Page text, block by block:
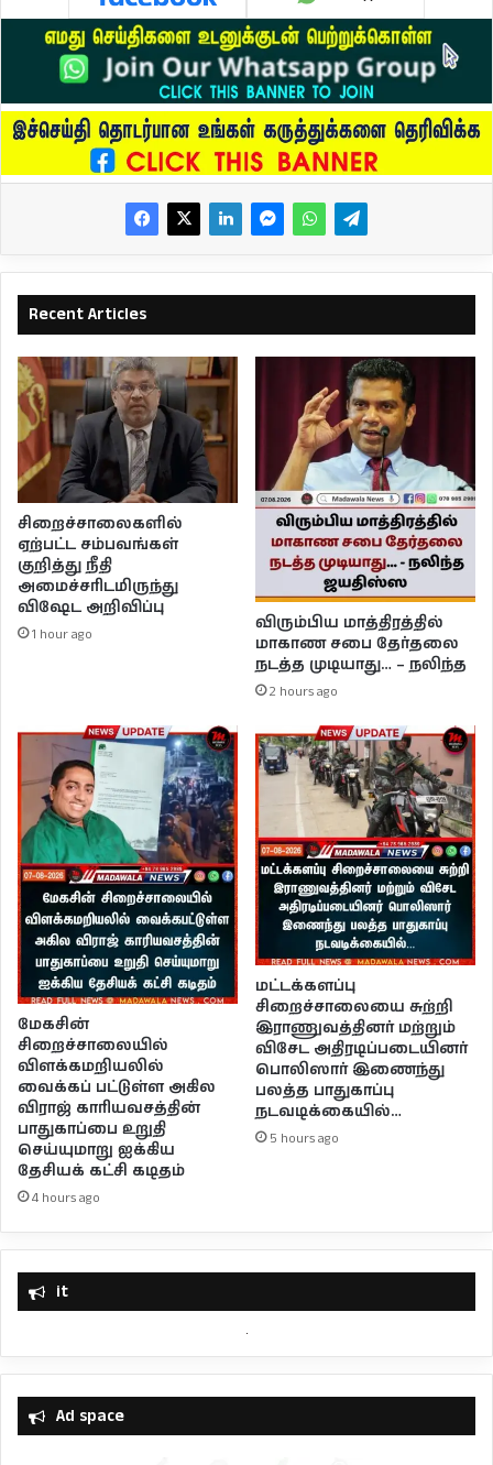
Recent Articles
சிறைச்சாலைகளில்
ஏற்பட்ட சம்பவங்கள்
குறித்து நீதி
அமைச்சரிடமிருந்து
விஷேட அறிவிப்பு
1 hour ago
விரும்பிய மாத்திரத்தில்
மாகாண சபை தேர்தலை
நடத்த முடியாது… – நலிந்த
2 hours ago
மேகசின்
சிறைச்சாலையில்
விளக்கமறியலில்
வைக்கப் பட்டுள்ள அகில
விராஜ் காரியவசத்தின்
பாதுகாப்பை உறுதி
செய்யுமாறு ஐக்கிய
தேசியக் கட்சி கடிதம்
4 hours ago
மட்டக்களப்பு
சிறைச்சாலையை சுற்றி
இராணுவத்தினர் மற்றும்
விசேட அதிரடிப்படையினர்
பொலிஸார் இணைந்து
பலத்த பாதுகாப்பு
நடவடிக்கையில்…
5 hours ago
it
Ad space